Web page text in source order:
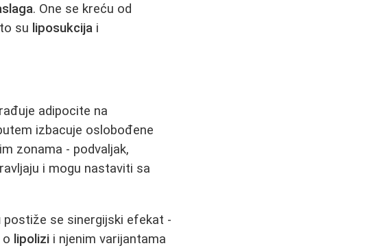
. One se kreću od
su liposukcija i
adipocite na
izbacuje oslobođene
zonama - podvaljak,
i mogu nastaviti sa
postiže se sinergijski efekat -
lipolizi i njenim varijantama